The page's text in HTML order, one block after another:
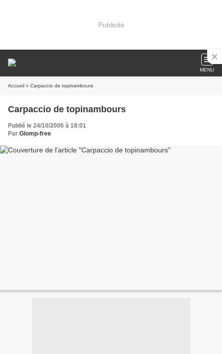
Publicité
MENU
Accueil » Carpaccio de topinambours
Carpaccio de topinambours
Publié le 24/10/2006 à 18:01
Par Glomp-free